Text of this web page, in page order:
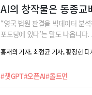
AI의 창작물은 동종교
#챗GPT#오픈AI#올트먼
“영국 법원 판결을 빅데이터 분
포도당에 있다’는 말도 나옵니
다.”인간의 역할을 AI에 하나씩
홍재의 기자, 최형균 기자, 황정현